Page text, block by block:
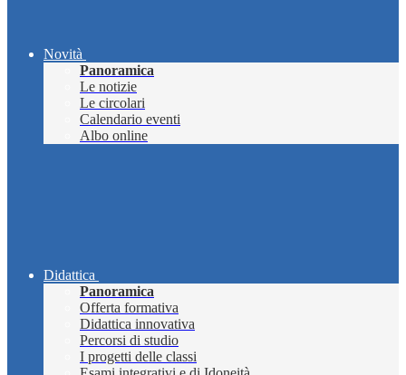
Novità
Panoramica
Le notizie
Le circolari
Calendario eventi
Albo online
Didattica
Panoramica
Offerta formativa
Didattica innovativa
Percorsi di studio
I progetti delle classi